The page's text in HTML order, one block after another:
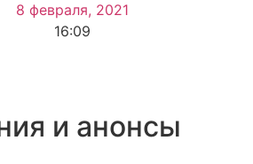
8 февраля, 2021
16:09
и анонсы